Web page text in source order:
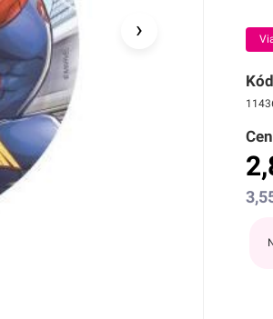
›